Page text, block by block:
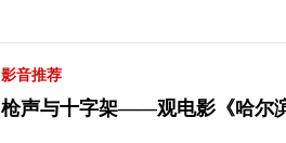
影音推荐
枪声与十字架——观电影《哈尔